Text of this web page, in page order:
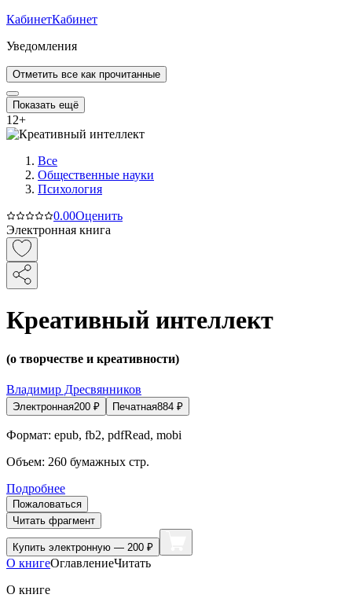
КабинетКабинет
Уведомления
Отметить все как прочитанные
Показать ещё
12+
Все
Общественные науки
Психология
0.00Оценить
Электронная книга
Креативный интеллект
(о творчестве и креативности)
Владимир Дресвянников
Электронная200 ₽ Печатная884 ₽
Формат: epub, fb2, pdfRead, mobi
Объем: 260 бумажных стр.
Подробнее
Пожаловаться
Читать фрагмент
Купить электронную — 200 ₽
О книгеОглавлениеЧитать
О книге